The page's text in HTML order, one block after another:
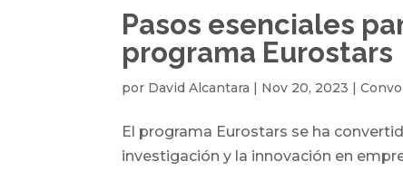
Pasos esenciales
programa Eurostars
por David Alcantara Nov 20, 2023 |
El programa Eurostars se ha
investigación y la innovación en